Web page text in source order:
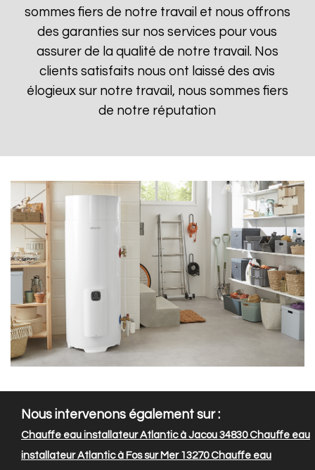
sommes fiers de notre travail et nous offrons
des garanties sur nos services pour vous
assurer de la qualité de notre travail. Nos
clients satisfaits nous ont laissé des avis
élogieux sur notre travail, nous sommes fiers
de notre réputation
Nous intervenons également sur :
Chauffe eau installateur Atlantic à Jacou 34830Chauffe eau
installateur Atlantic à Fos sur Mer 13270Chauffe eau